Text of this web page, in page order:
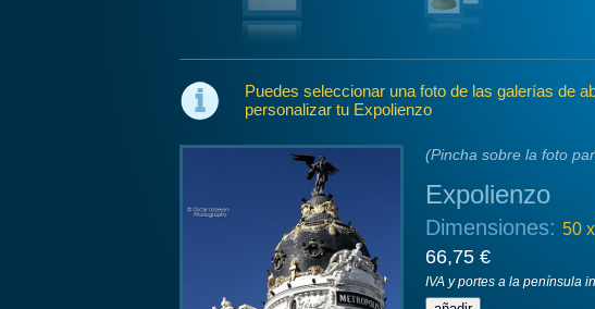
Puedes seleccionar una foto de las galerías de
personalizar tu Expolienzo
(Pincha sobre la foto
Expolienzo
Dimensiones: 50
66,75 €
IVA y portes a la península